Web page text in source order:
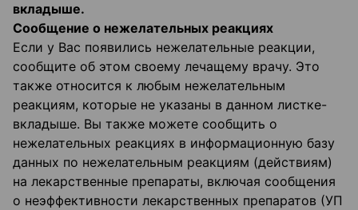
вкладыше.
Сообщение о нежелательных реакциях
Если у Вас появились нежелательные реакции,
сообщите об этом своему лечащему врачу. Это
также относится к любым нежелательным
реакциям, которые не указаны в данном листке-
вкладыше. Вы также можете сообщить о
нежелательных реакциях в информационную базу
данных по нежелательным реакциям (действиям)
на лекарственные препараты, включая сообщения
о неэффективности лекарственных препаратов (УП